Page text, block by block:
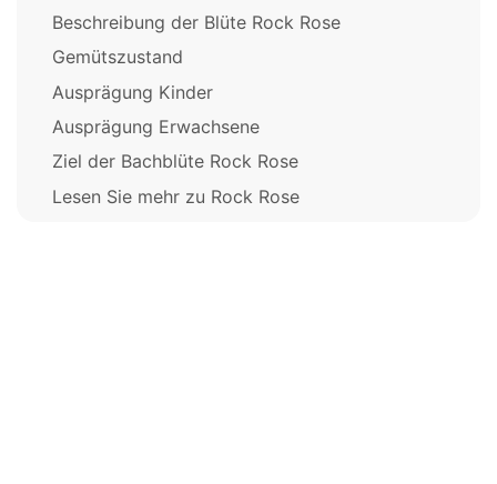
Beschreibung der Blüte Rock Rose
Gemütszustand
Ausprägung Kinder
Ausprägung Erwachsene
Ziel der Bachblüte Rock Rose
Lesen Sie mehr zu Rock Rose